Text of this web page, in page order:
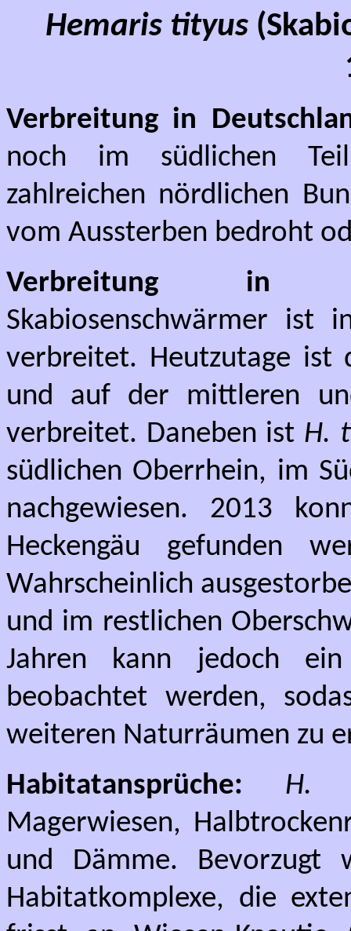
Hemaris tityus
Verbreitung in
noch im südlichen
zahlreichen nördlichen
vom Aussterben bedroht
Verbreitung in
Skabiosenschwärmer ist
verbreitet. Heutzutage
und auf der mittleren
verbreitet. Daneben ist H.
südlichen Oberrhein, im
nachgewiesen. 2013
Heckengäu gefunden
Wahrscheinlich
und im restlichen
Jahren kann jedoch ein
beobachtet werden,
weiteren Naturräumen zu
Habitatansprüche:
H.
Magerwiesen,
und Dämme. Bevorzugt
Habitatkomplexe, die